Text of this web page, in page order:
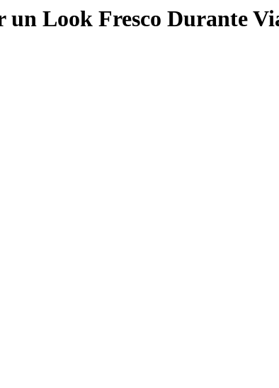
Look Fresco Durante